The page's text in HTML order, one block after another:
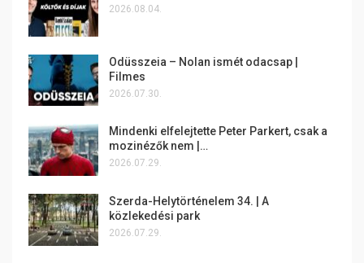
2026.08.04.
Odüsszeia – Nolan ismét odacsap |
Filmes
2026.07.30.
Mindenki elfelejtette Peter Parkert, csak a
mozinézők nem |…
2026.07.29.
Szerda-Helytörténelem 34. | A
közlekedési park
2026.07.29.